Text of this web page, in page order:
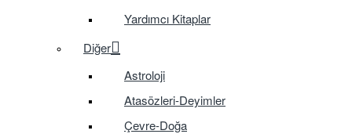
Yardımcı Kitaplar
Diğer
Astroloji
Atasözleri-Deyimler
Çevre-Doğa